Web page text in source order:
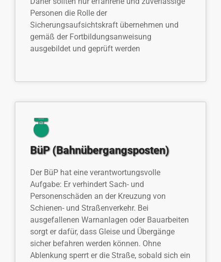
Personen die Rolle der
Sicherungsaufsichtskraft übernehmen und
gemäß der Fortbildungsanweisung
ausgebildet und geprüft werden
BüP (Bahnübergangsposten)
Der BüP hat eine verantwortungsvolle
Aufgabe: Er verhindert Sach- und
Personenschäden an der Kreuzung von
Schienen- und Straßenverkehr. Bei
ausgefallenen Warnanlagen oder Bauarbeiten
sorgt er dafür, dass Gleise und Übergänge
sicher befahren werden können. Ohne
Ablenkung sperrt er die Straße, sobald sich ein